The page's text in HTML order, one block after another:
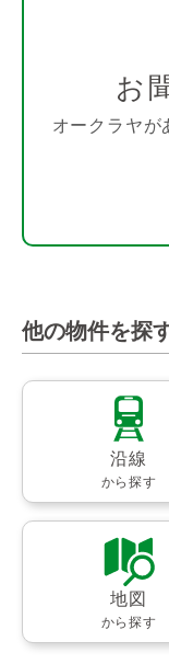
お
オークラヤが
他の物件を探
沿線
から探す
地図
から探す